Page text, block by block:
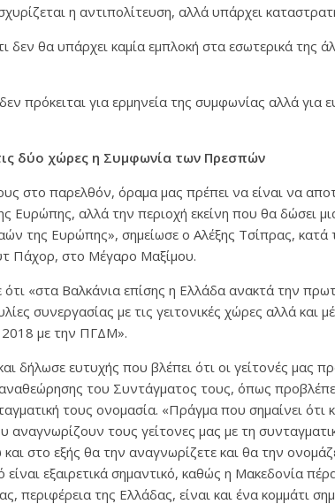
η αντιπολίτευση, αλλά υπάρχει
θα υπάρχει καμία εμπλοκή στα εσωτερικά της
πρόκειται για ερμηνεία της συμφωνίας αλλά για
δύο χώρες η Συμφωνία των Πρεσπών
στο παρελθόν, όραμα μας πρέπει να είναι να
Ευρώπης, αλλά την περιοχή εκείνη που θα δώσει
της Ευρώπης», σημείωσε ο Αλέξης Τσίπρας, κατά
Πάχορ, στο Μέγαρο Μαξίμου.
«στα Βαλκάνια επίσης η Ελλάδα ανακτά την
συνεργασίας με τις γειτονικές χώρες αλλά και
με την ΠΓΔΜ».
δήλωσε ευτυχής που βλέπει ότι οι γείτονές μας
αναθεώρησης του Συντάγματος τους, όπως
τους ονομασία. «Πράγμα που σημαίνει ότι
αναγνωρίζουν τους γείτονες μας με τη
στο εξής θα την αναγνωρίζετε και θα την
είναι εξαιρετικά σημαντικό, καθώς η Μακεδονία
περιφέρεια της Ελλάδας, είναι και ένα κομμάτι